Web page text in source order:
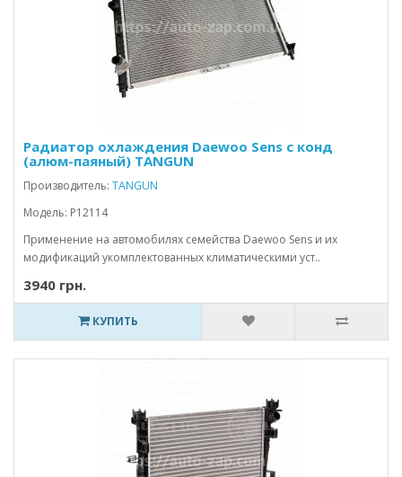
Радиатор охлаждения Daewoo Sens с конд
(алюм-паяный) TANGUN
Производитель: TANGUN
Модель: P12114
Применение на автомобилях семейства Daewoo Sens и их
модификаций укомплектованных климатическими уст..
3940 грн.
КУПИТЬ